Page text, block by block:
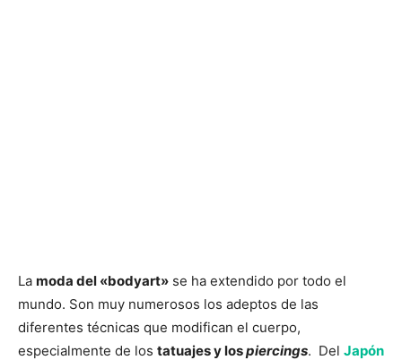
La moda del «bodyart» se ha extendido por todo el
mundo. Son muy numerosos los adeptos de las
diferentes técnicas que modifican el cuerpo,
especialmente de los tatuajes y lospiercings. Del Japón